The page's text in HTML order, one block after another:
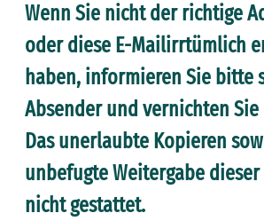
Wenn Sie nicht der richtige
oder diese E-Mailirrtümlich
haben, informieren Sie bitte
Absender und vernichten Sie
Das unerlaubte Kopieren
unbefugte Weitergabe
nicht gestattet.